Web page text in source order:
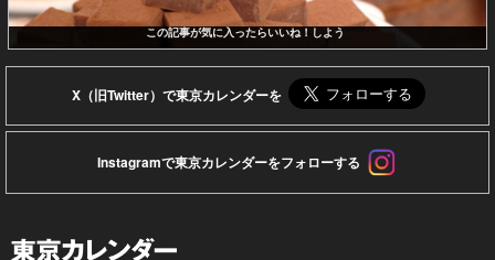
この記事が気に入ったらいいね！しよう
X（旧Twitter）で東京カレンダーを
Instagramで東京カレンダーをフォローする